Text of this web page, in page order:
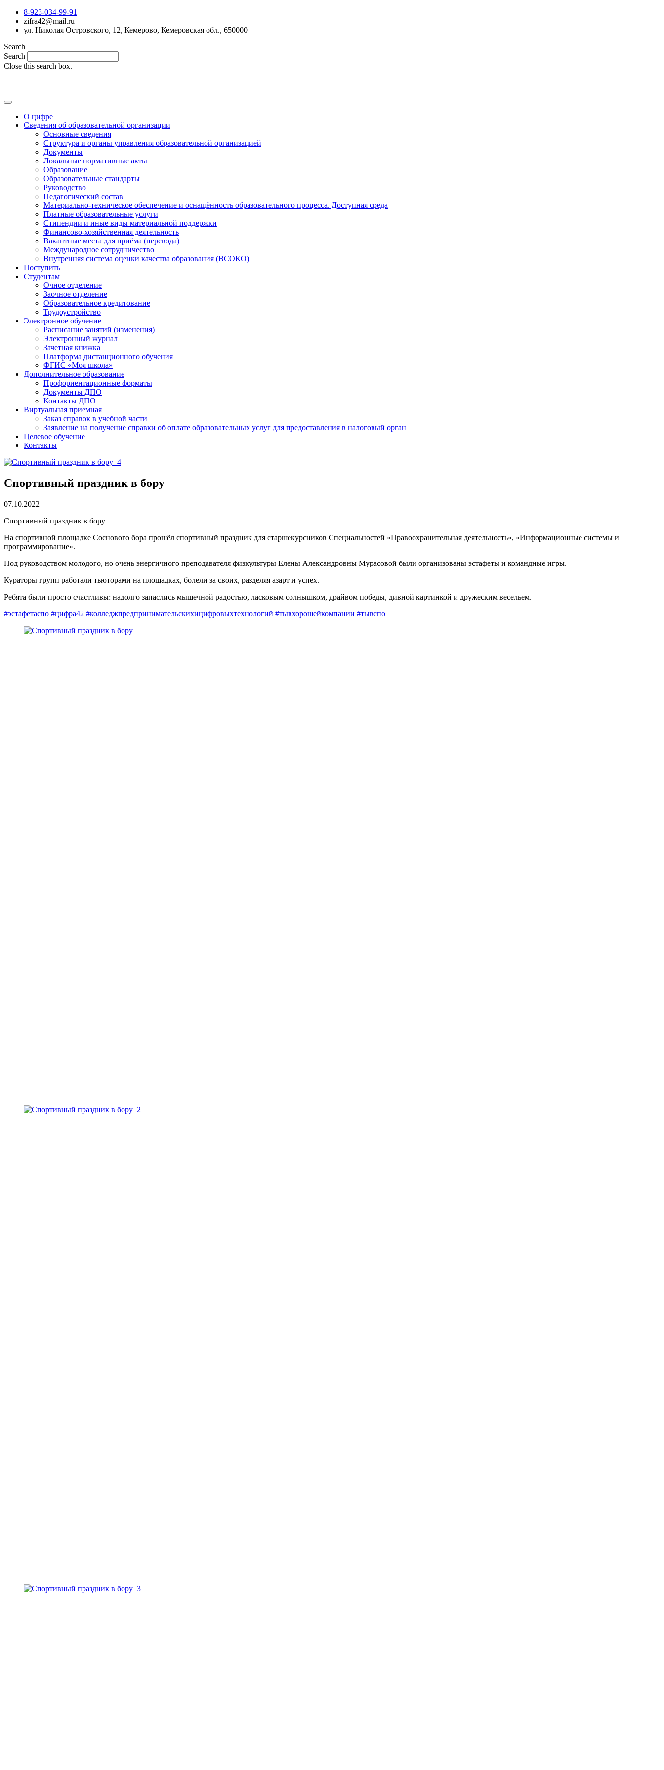
8-923-034-99-91
zifra42@mail.ru
ул. Николая Островского, 12, Кемерово, Кемеровская обл., 650000
Search
Search
Close this search box.
О цифре
Сведения об образовательной организации
Основные сведения
Структура и органы управления образовательной организацией
Документы
Локальные нормативные акты
Образование
Образовательные стандарты
Руководство
Педагогический состав
Материально-техническое обеспечение и оснащённость образовательного процесса. Доступная среда
Платные образовательные услуги
Стипендии и иные виды материальной поддержки
Финансово-хозяйственная деятельность
Вакантные места для приёма (перевода)
Международное сотрудничество
Внутренняя система оценки качества образования (ВСОКО)
Поступить
Студентам
Очное отделение
Заочное отделение
Образовательное кредитование
Трудоустройство
Электронное обучение
Расписание занятий (изменения)
Электронный журнал
Зачетная книжка
Платформа дистанционного обучения
ФГИС «Моя школа»
Дополнительное образование
Профориентационные форматы
Документы ДПО
Контакты ДПО
Виртуальная приемная
Заказ справок в учебной части
Заявление на получение справки об оплате образовательных услуг для предоставления в налоговый орган
Целевое обучение
Контакты
Спортивный праздник в бору
07.10.2022
Спортивный праздник в бору
На спортивной площадке Соснового бора прошёл спортивный праздник для старшекурсников Специальностей «Правоохранительная деятельность», «Информационные системы и
программирование».
Под руководством молодого, но очень энергичного преподавателя физкультуры Елены Александровны Мурасовой были организованы эстафеты и командные игры.
Кураторы групп работали тьюторами на площадках, болели за своих, разделяя азарт и успех.
Ребята были просто счастливы: надолго запаслись мышечной радостью, ласковым солнышком, драйвом победы, дивной картинкой и дружеским весельем.
#эстафетаспо #цифра42 #колледжпредпринимательскихицифровыхтехнологий #тывхорошейкомпании #тывспо